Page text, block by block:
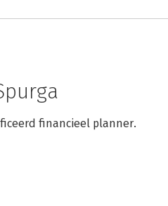
financieel planner.